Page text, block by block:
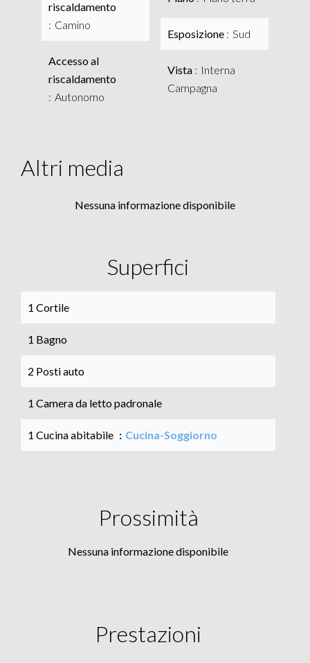
riscaldamento
Camino
Accesso al
riscaldamento
Autonomo
Esposizione Sud
Vista
Interna
Campagna
Altri media
Nessuna informazione disponibile
Superfici
1 Cortile
1 Bagno
2 Posti auto
1 Camera da letto padronale
1 Cucina abitabile Cucina-Soggiorno
Prossimità
Nessuna informazione disponibile
Prestazioni